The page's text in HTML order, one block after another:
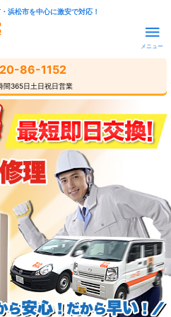
浜松市を中心に激安で対応！
メニュー
86-1152
間365日土日祝日営業